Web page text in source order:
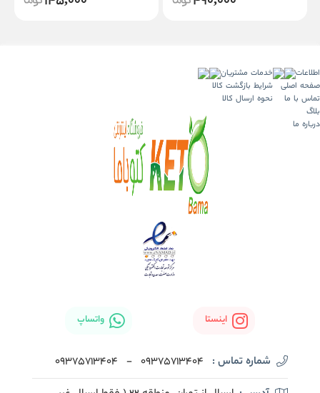
اطلاعات
صفحه اصلی
تماس با ما
بلاگ
درباره ما
خدمات مشتریان
شرایط بازگشت کالا
نحوه ارسال کالا
اینستا واتساپ
شماره تماس : 09375713404
-
09375713404